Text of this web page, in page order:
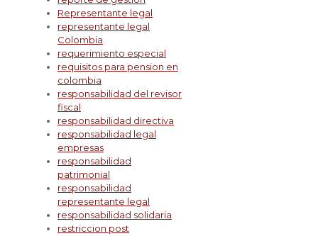
Representante legal
representante legal
Colombia
requerimiento especial
requisitos para pension en
colombia
responsabilidad del revisor
fiscal
responsabilidad directiva
responsabilidad legal
empresas
responsabilidad
patrimonial
responsabilidad
representante legal
responsabilidad solidaria
restriccion post